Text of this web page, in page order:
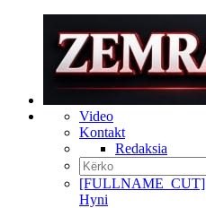
Video
Kontakt
Redaksia
[FULLNAME_CUT]
Hyni